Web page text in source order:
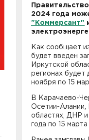
2024 года
"Коммерсант"
Как сообщает
будет введен
Иркутской
регионах будет
ноября по 15
В Карачаево-
Осетии-Алании,
областях, ДНР и
года по 15 марта